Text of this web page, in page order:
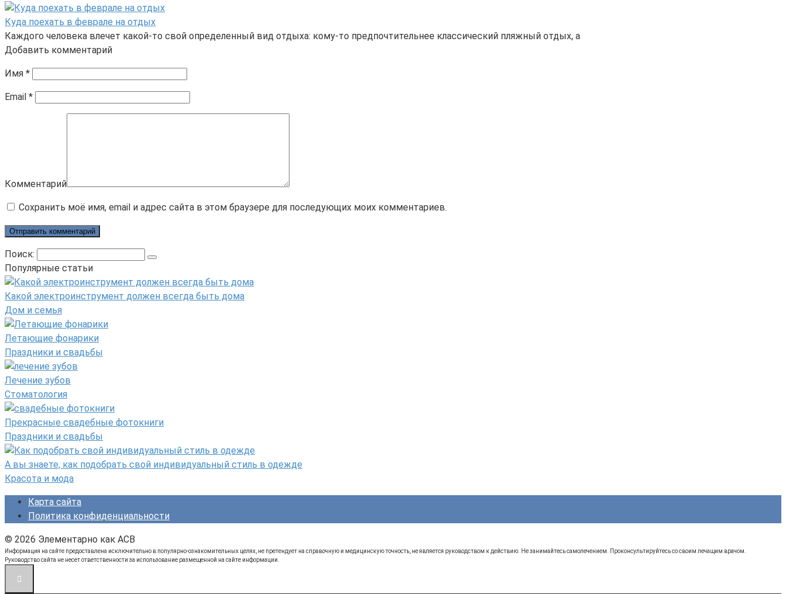
Куда поехать в феврале на отдых
Каждого человека влечет какой-то свой определенный вид отдыха: кому-то предпочтительнее классический пляжный отдых, а
Добавить комментарий
Имя *
Email *
Комментарий
Сохранить моё имя, email и адрес сайта в этом браузере для последующих моих комментариев.
Поиск:
Популярные статьи
Какой электроинструмент должен всегда быть дома
Дом и семья
Летающие фонарики
Праздники и свадьбы
Лечение зубов
Стоматология
Прекрасные свадебные фотокниги
Праздники и свадьбы
А вы знаете, как подобрать свой индивидуальный стиль в одежде
Красота и мода
Карта сайта
Политика конфиденциальности
© 2026 Элементарно как ACB
Информация на сайте предоставлена исключительно в популярно-ознакомительных целях, не претендует на справочную и медицинскую точность, не является руководством к действию. Не занимайтесь самолечением. Проконсультируйтесь со своим лечащим врачом.
Руководство сайта не несет ответственности за использование размещенной на сайте информации.